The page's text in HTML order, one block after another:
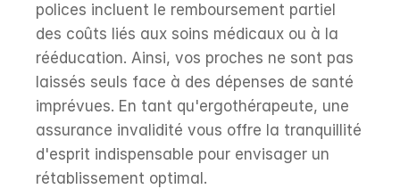
polices incluent le remboursement partiel
des coûts liés aux soins médicaux ou à la
rééducation. Ainsi, vos proches ne sont pas
laissés seuls face à des dépenses de santé
imprévues. En tant qu'ergothérapeute, une
assurance invalidité vous offre la tranquillité
d'esprit indispensable pour envisager un
rétablissement optimal.